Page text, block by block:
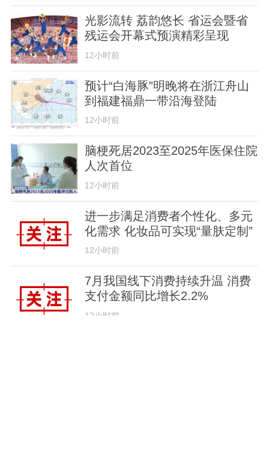
光影流转 荔韵悠长 省运会暨省
残运会开幕式预演精彩呈现
12小时前
预计“白海豚”明晚将在浙江舟山
到福建福鼎一带沿海登陆
12小时前
脑梗死居2023至2025年医保住院
人次首位
12小时前
进一步满足消费者个性化、多元
化需求 化妆品可实现“量肤定制”
12小时前
7月我国线下消费持续升温 消费
支付金额同比增长2.2%
12小时前